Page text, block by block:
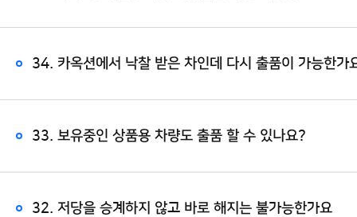
34. 카옥션에서 낙찰 받은 차인데 다시 출품이 가능한가
33. 보유중인 상품용 차량도 출품 할 수 있나요?
32. 저당을 승계하지 않고 바로 해지는 불가능한가요